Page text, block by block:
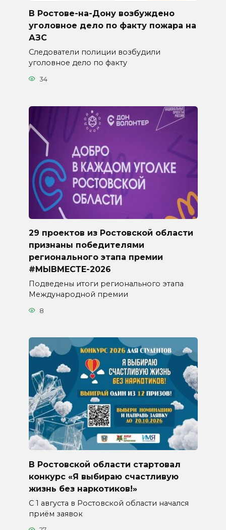
В Ростове-на-Дону возбуждено
уголовное дело по факту пожара на
АЗС
Следователи полиции возбудили
уголовное дело по факту
34
29 проектов из Ростовской области
признаны победителями
регионального этапа премии
#МЫВМЕСТЕ-2026
Подведены итоги регионального этапа
Международной премии
8
В Ростовской области стартовал
конкурс «Я выбираю счастливую
жизнь без наркотиков!»
С 1 августа в Ростовской области начался
приём заявок